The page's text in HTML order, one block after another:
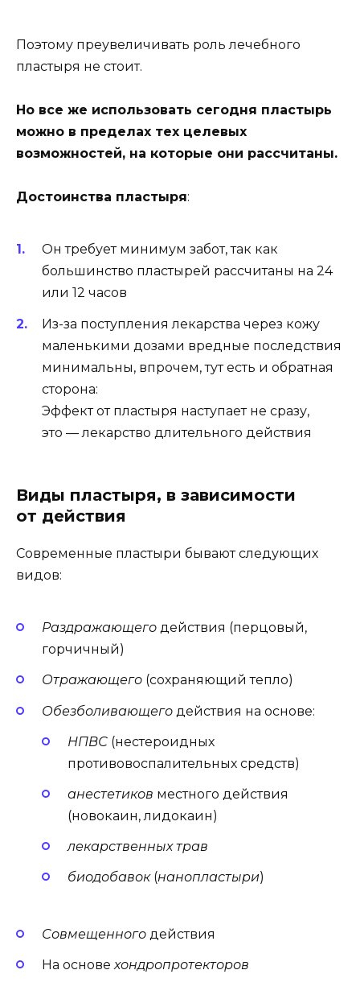
Поэтому преувеличивать роль лечебного
пластыря не стоит.
Но все же использовать сегодня пластырь
можно в пределах тех целевых
возможностей, на которые они рассчитаны.
Достоинства пластыря:
Он требует минимум забот, так как
большинство пластырей рассчитаны на 24
или 12 часов
Из-за поступления лекарства через кожу
маленькими дозами вредные последствия
минимальны, впрочем, тут есть и обратная
сторона:
Эффект от пластыря наступает не сразу,
это — лекарство длительного действия
Виды пластыря, в зависимости
от действия
Современные пластыри бывают следующих
видов:
Раздражающего действия (перцовый,
горчичный)
Отражающего (сохраняющий тепло)
Обезболивающего действия на основе:
НПВС (нестероидных
противовоспалительных средств)
анестетиков местного действия
(новокаин, лидокаин)
лекарственных трав
биодобавок(нанопластыри)
Совмещенного действия
На основе хондропротекторов